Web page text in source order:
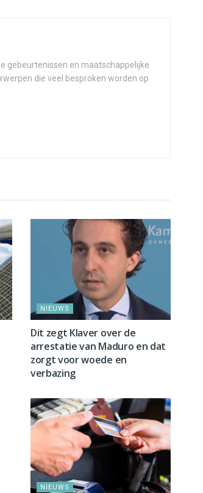
gebeurtenissen en maatschappelijke
die veel besproken worden op
NIEUWS
Dit zegt Klaver over de
arrestatie van Maduro en dat
zorgt voor woede en
verbazing
NIEUWS